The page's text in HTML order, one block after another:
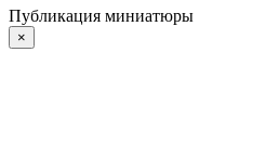
Публикация миниатюры
×